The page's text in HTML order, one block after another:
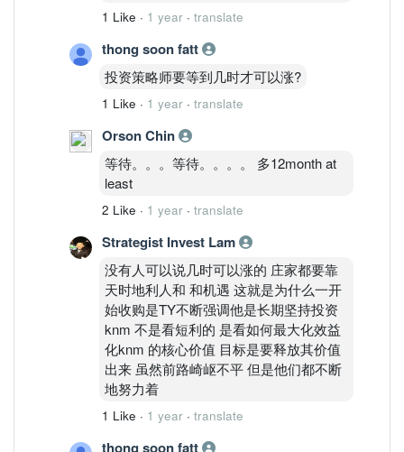
1 Like · 1 year · translate
thong soon fatt
投资策略师要等到几时才可以涨?
1 Like · 1 year · translate
Orson Chin
等待。。。等待。。。。 多12month at
least
2 Like · 1 year · translate
Strategist Invest Lam
没有人可以说几时可以涨的 庄家都要靠
天时地利人和 和机遇 这就是为什么一开
始收购是TY不断强调他是长期坚持投资
knm 不是看短利的 是看如何最大化效益
化knm 的核心价值 目标是要释放其价值
出来 虽然前路崎岖不平 但是他们都不断
地努力着
1 Like · 1 year · translate
thong soon fatt